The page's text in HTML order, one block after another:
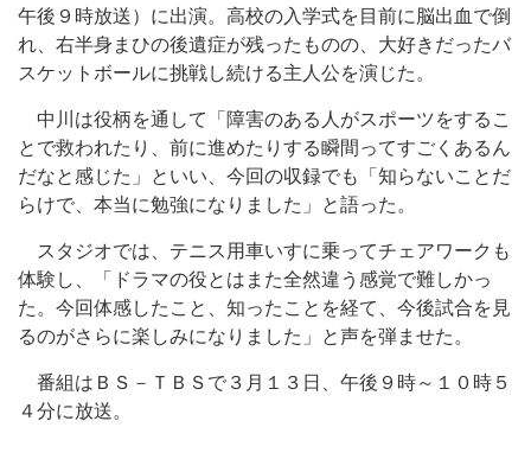
午後９時放送）に出演。高校の入学式を目前に脳出血で倒
れ、右半身まひの後遺症が残ったものの、大好きだったバ
スケットボールに挑戦し続ける主人公を演じた。
中川は役柄を通して「障害のある人がスポーツをするこ
とで救われたり、前に進めたりする瞬間ってすごくあるん
だなと感じた」といい、今回の収録でも「知らないことだ
らけで、本当に勉強になりました」と語った。
スタジオでは、テニス用車いすに乗ってチェアワークも
体験し、「ドラマの役とはまた全然違う感覚で難しかっ
た。今回体感したこと、知ったことを経て、今後試合を見
るのがさらに楽しみになりました」と声を弾ませた。
番組はＢＳ－ＴＢＳで３月１３日、午後９時～１０時５
４分に放送。